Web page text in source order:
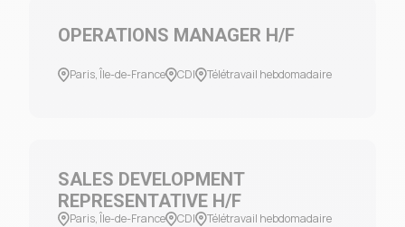
OPERATIONS MANAGER H/F
Paris, Île-de-France CDI Télétravail hebdomadaire
SALES DEVELOPMENT
REPRESENTATIVE H/F
Paris, Île-de-France CDI Télétravail hebdomadaire